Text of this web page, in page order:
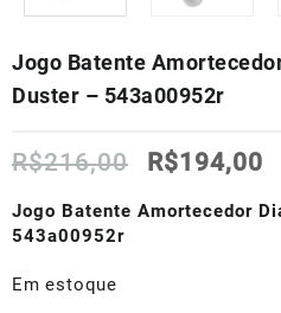
Jogo Batente
Duster – 543a00952r
R$216,00
O
original
R$194,00
Jogo Batente Amortecedor
543a00952r
Em estoque